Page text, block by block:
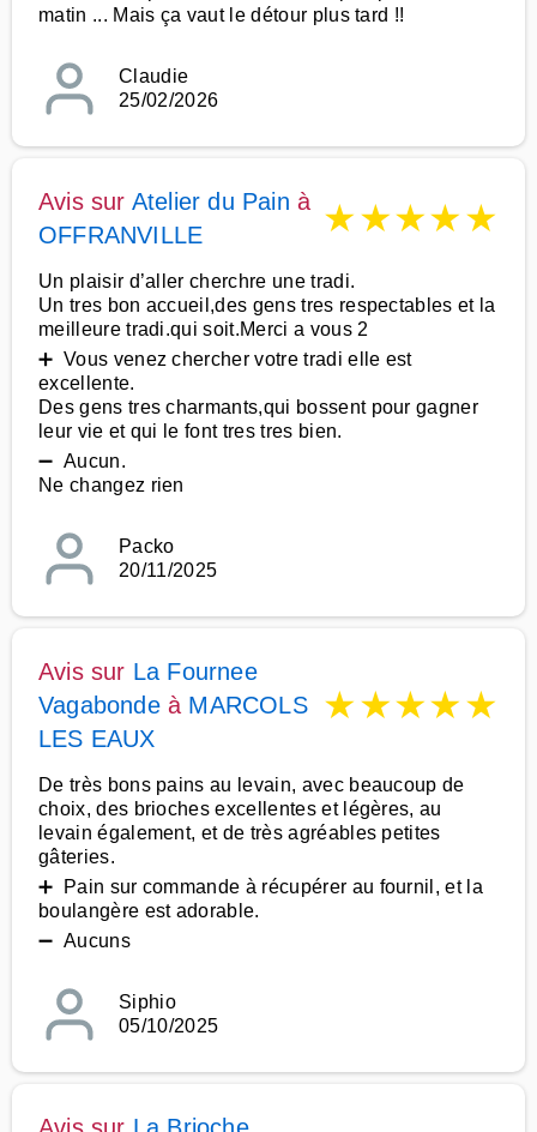
matin ... Mais ça vaut le détour plus tard !!
Claudie
25/02/2026
Avis sur Atelier du Pain à
OFFRANVILLE
★★★★★
Un plaisir d’aller cherchre une tradi.
Un tres bon accueil,des gens tres respectables et la
meilleure tradi.qui soit.Merci a vous 2
➕ Vous venez chercher votre tradi elle est
excellente.
Des gens tres charmants,qui bossent pour gagner
leur vie et qui le font tres tres bien.
➖ Aucun.
Ne changez rien
Packo
20/11/2025
Avis sur La Fournee
Vagabondeà MARCOLS
LES EAUX
★★★★★
De très bons pains au levain, avec beaucoup de
choix, des brioches excellentes et légères, au
levain également, et de très agréables petites
gâteries.
➕ Pain sur commande à récupérer au fournil, et la
boulangère est adorable.
➖ Aucuns
Siphio
05/10/2025